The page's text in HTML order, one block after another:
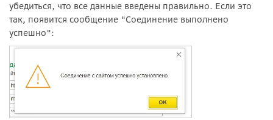
убедиться, что все данные введены правильно. Если это
так, появится сообщение "Соединение выполнено
успешно":